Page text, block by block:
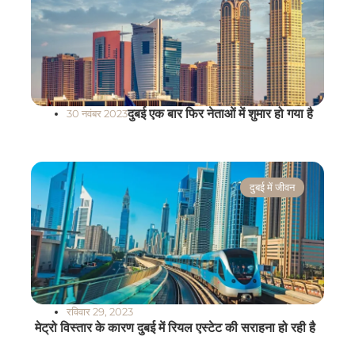
30 नवंबर 2023दुबई एक बार फिर नेताओं में शुमार हो गया है
दुबई में जीवन
रविवार 29, 2023
मेट्रो विस्तार के कारण दुबई में रियल एस्टेट की सराहना हो रही है